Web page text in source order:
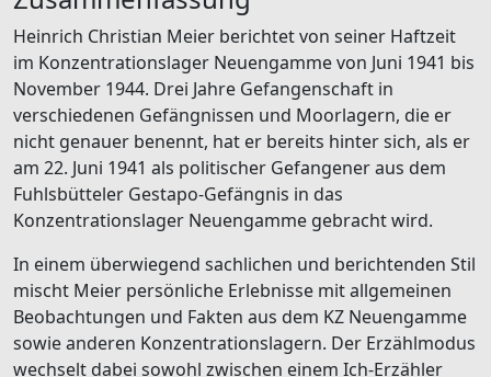
Heinrich Christian Meier berichtet von seiner Haftzeit
im Konzentrationslager Neuengamme von Juni 1941 bis
November 1944. Drei Jahre Gefangenschaft in
verschiedenen Gefängnissen und Moorlagern, die er
nicht genauer benennt, hat er bereits hinter sich, als er
am 22. Juni 1941 als politischer Gefangener aus dem
Fuhlsbütteler Gestapo-Gefängnis in das
Konzentrationslager Neuengamme gebracht wird.
In einem überwiegend sachlichen und berichtenden Stil
mischt Meier persönliche Erlebnisse mit allgemeinen
Beobachtungen und Fakten aus dem KZ Neuengamme
sowie anderen Konzentrationslagern. Der Erzählmodus
wechselt dabei sowohl zwischen einem Ich-Erzähler